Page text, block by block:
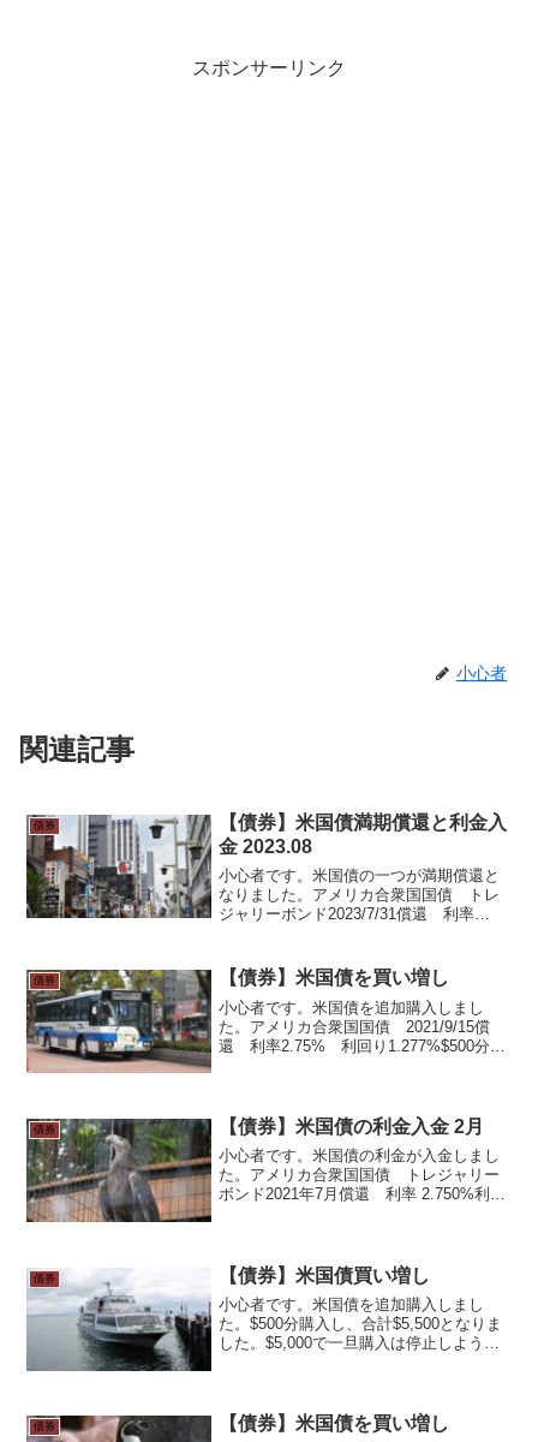
スポンサーリンク
小心者
関連記事
債券
【債券】米国債満期償還と利金入
金 2023.08
小心者です。米国債の一つが満期償還と
なりました。アメリカ合衆国国債 トレ
ジャリーボンド2023/7/31償還 利率
ると4,657円くらいです。...
債券 【債券】米国債を買い増し
小心者です。米国債を追加購入しまし
た。アメリカ合衆国国債 2021/9/15償
還 利率2.75% 利回り1.277%$500分購
実...
債券 【債券】米国債の利金入金 2月
小心者です。米国債の利金が入金しまし
た。アメリカ合衆国国債 トレジャリー
ボンド2021年7月償還 利率 2.750%利払
債券 【債券】米国債買い増し
小心者です。米国債を追加購入しまし
た。$500分購入し、合計$5,500となりま
した。$5,000で一旦購入は停止しようと
2....
債券 【債券】米国債を買い増し